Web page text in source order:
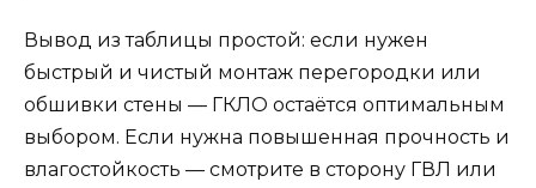
Вывод из таблицы простой: если нужен
быстрый и чистый монтаж перегородки или
обшивки стены — ГКЛО остаётся оптимальным
выбором. Если нужна повышенная прочность и
влагостойкость — смотрите в сторону ГВЛ или